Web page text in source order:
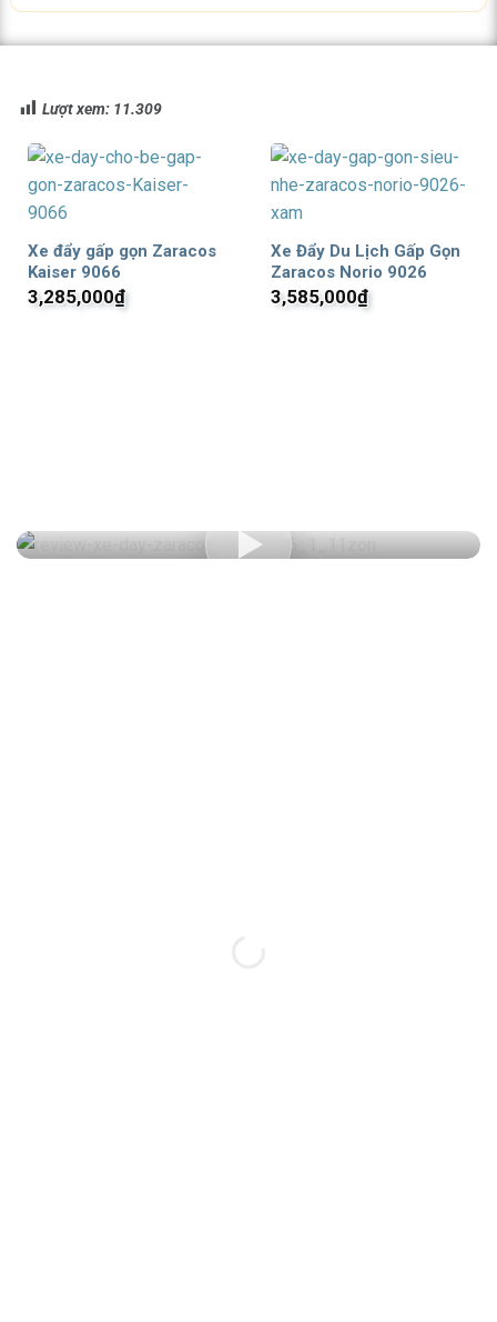
Lượt xem: 11.309
Xe đẩy gấp gọn Zaracos
Kaiser 9066
3,285,000₫
Xe Đẩy Du Lịch Gấp Gọn
Zaracos Norio 9026
3,585,000₫